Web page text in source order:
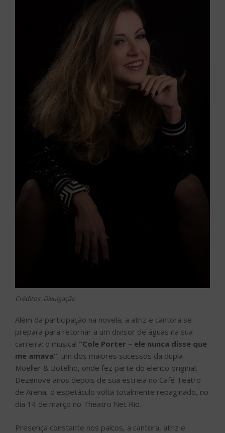
Créditos: Divulgação
Além da participação na novela, a atriz e cantora se
prepara para retornar a um divisor de águas na sua
carreira: o musical “Cole Porter – ele nunca disse que
me amava”, um dos maiores sucessos da dupla
Moeller & Botelho, onde fez parte do elenco original.
Dezenove anos depois de sua estreia no Café Teatro
de Arena, o espetáculo volta totalmente repaginado, no
dia 14 de março no Theatro Net Rio.
Presença constante nos palcos, a cantora, atriz e